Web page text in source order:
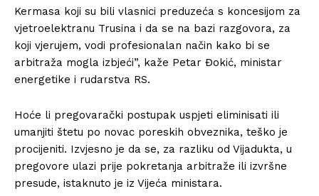
Kermasa koji su bili vlasnici preduzeća s koncesijom za
vjetroelektranu Trusina i da se na bazi razgovora, za
koji vjerujem, vodi profesionalan način kako bi se
arbitraža mogla izbjeći”, kaže Petar Đokić, ministar
energetike i rudarstva RS.
Hoće li pregovarački postupak uspjeti eliminisati ili
umanjiti štetu po novac poreskih obveznika, teško je
procijeniti. Izvjesno je da se, za razliku od Vijadukta, u
pregovore ulazi prije pokretanja arbitraže ili izvršne
presude, istaknuto je iz Vijeća ministara.